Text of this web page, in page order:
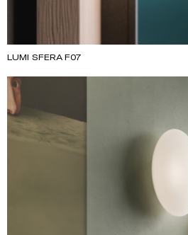
LUMI SFERA F07